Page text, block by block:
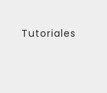
Tutoriales